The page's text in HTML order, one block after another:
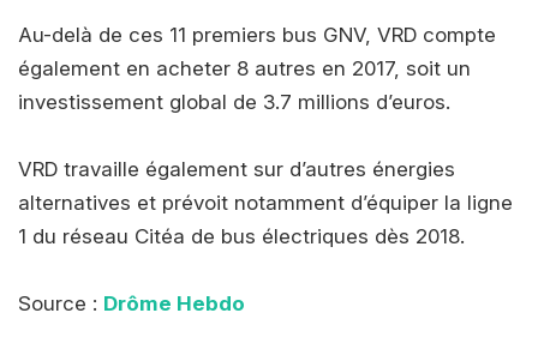
Au-delà de ces 11 premiers bus GNV, VRD compte
également en acheter 8 autres en 2017, soit un
investissement global de 3.7 millions d’euros.
VRD travaille également sur d’autres énergies
alternatives et prévoit notamment d’équiper la ligne
1 du réseau Citéa de bus électriques dès 2018.
Source : Drôme Hebdo